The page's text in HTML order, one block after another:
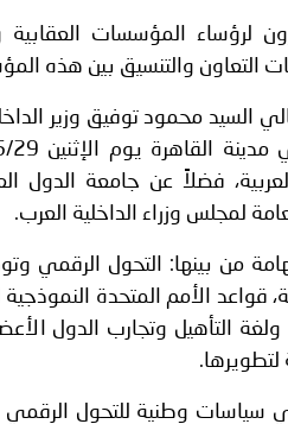
لمجلس وزراء الداخلية العرب
لرؤساء المؤسسات
التعاون والتنسيق بين هذه
السيد محمود توفيق وزير
فضلاً عن جامعة الدول
لمجلس وزراء الداخلية العرب.
من بينها: التحول الرقمي
قواعد الأمم المتحدة النموذجية
ولغة التأهيل وتجارب
لتطويرها.
سياسات وطنية للتحول